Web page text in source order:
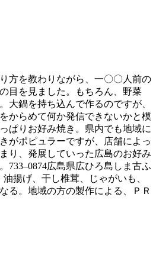
方を教わりながら、一〇〇人前の
目を見ました。もちろん、野菜
鍋を持ち込んで作るのですが、
からめて何か発信できないかと模
ぱりお好み焼き。県内でも地域に
がポピュラーですが、店舗によっ
り、発展していった広島のお好み
広島県広ひろ島しま古ふ
揚げ、干し椎茸、じゃがいも、
る。地域の方の製作による、ＰＲ